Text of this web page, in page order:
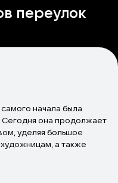
переулок
начала была
Сегодня она продолжает
уделяя большое
а также
колы на участие в